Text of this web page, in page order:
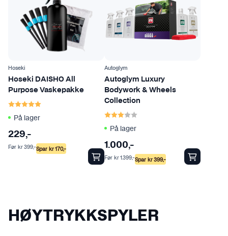
Hoseki
Hoseki DAISHO All
Purpose Vaskepakke
Karakter:
På lager
229,-
Spar kr170,-
Før kr399,-
Autoglym
Autoglym Luxury
Bodywork & Wheels
Collection
Karakter:
På lager
1.000,-
Spar kr399,-
Før kr1.399,-
HØYTRYKKSPYLER